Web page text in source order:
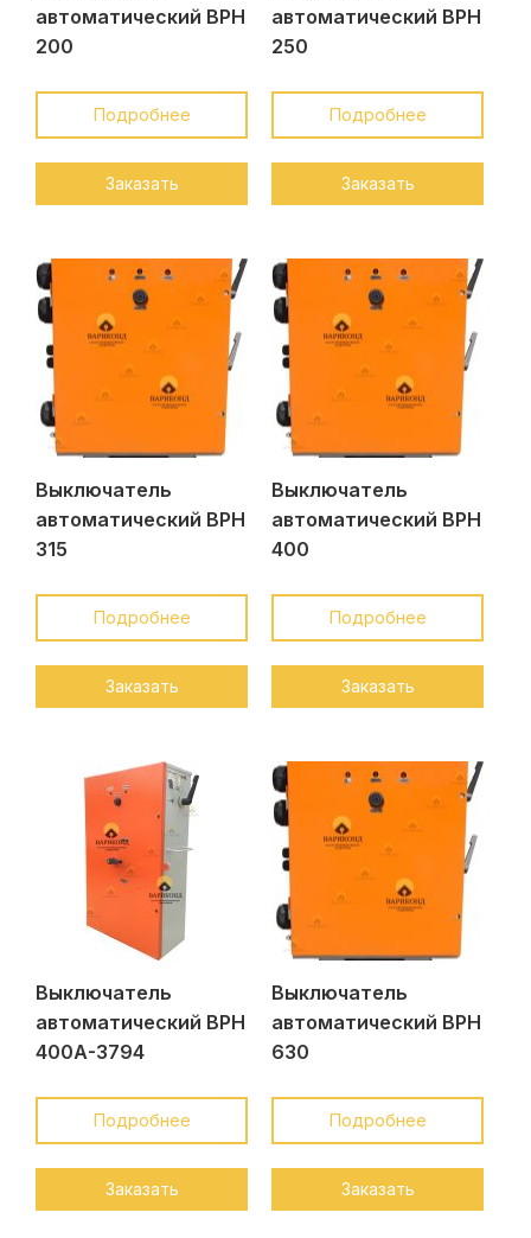
автоматический ВРН
200
Подробнее
Заказать
автоматический ВРН
250
Подробнее
Заказать
Выключатель
автоматический ВРН
315
Подробнее
Заказать
Выключатель
автоматический ВРН
400
Подробнее
Заказать
Выключатель
автоматический ВРН
400А-3794
Подробнее
Заказать
Выключатель
автоматический ВРН
630
Подробнее
Заказать